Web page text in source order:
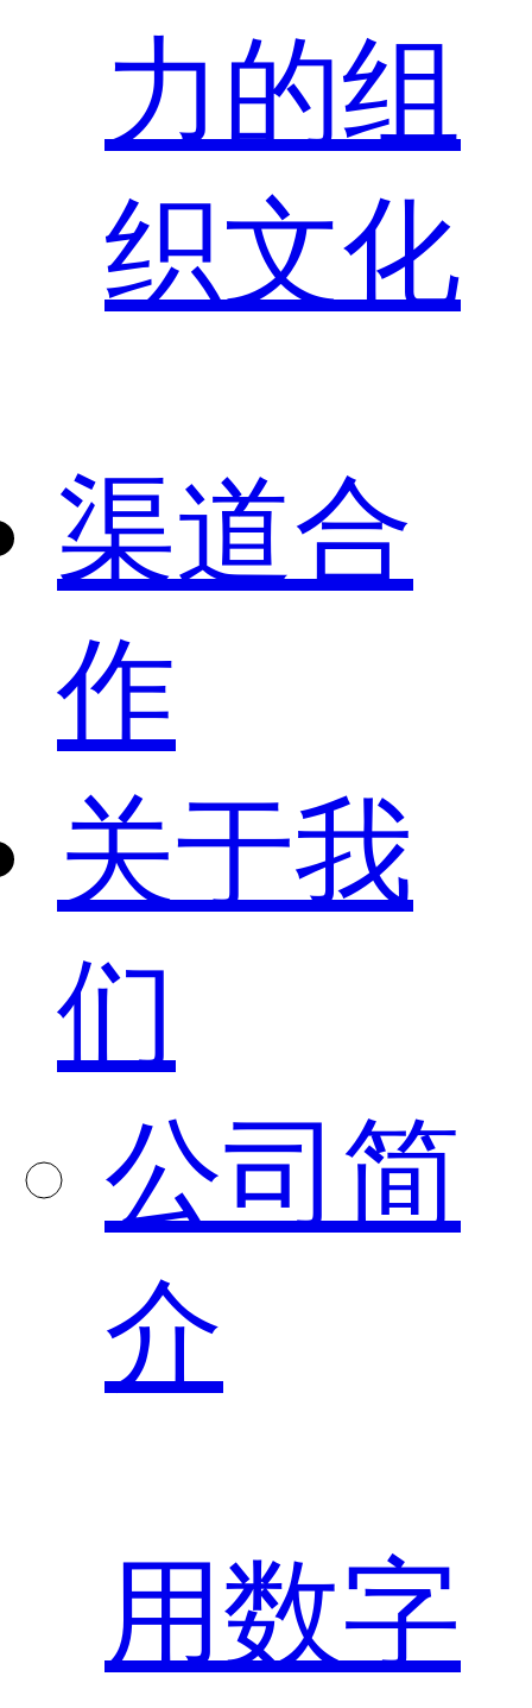
力的组
织文化
渠道合
作
关于我
们
公司简
介
用数字